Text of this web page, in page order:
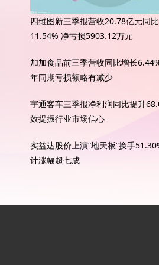
四维图新三季报营收20.78亿元同
11.54% 净亏损5903.12万元
加加食品前三季营收同比增长
年同期亏损额略有减少
宇通客车三季报净利润同比提升
效提振行业市场信心
实益达股价上演“地天板”换手
计涨幅超七成